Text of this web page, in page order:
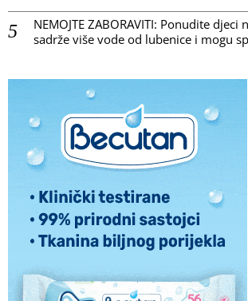
NEMOJTE ZABORAVITI: Ponudite
sadrže više vode od lubenice i mogu